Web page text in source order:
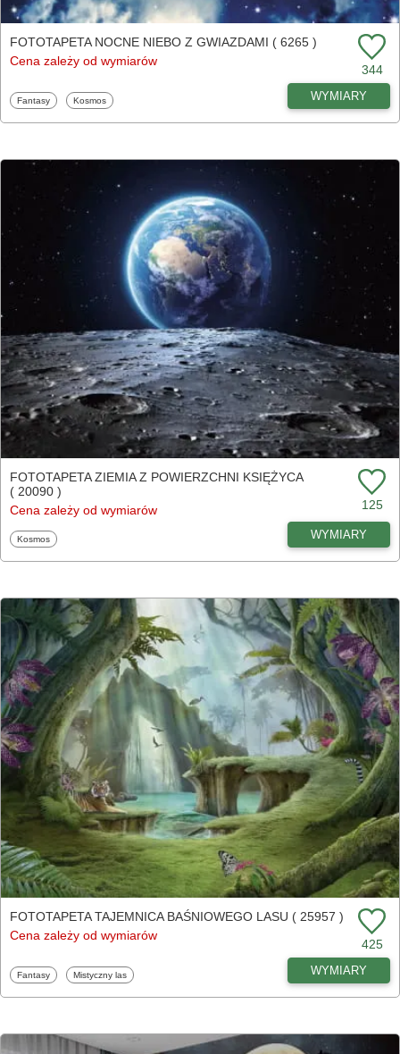
FOTOTAPETA NOCNE NIEBO Z GWIAZDAMI ( 6265 )
Cena zależy od wymiarów
344
Fototapety
Fantasy Fototapety
Kosmos WYMIARY
FOTOTAPETA ZIEMIA Z POWIERZCHNI KSIĘŻYCA
( 20090 )
Cena zależy od wymiarów
125
Fototapety
Kosmos WYMIARY
FOTOTAPETA TAJEMNICA BAŚNIOWEGO LASU ( 25957 )
Cena zależy od wymiarów
425
Fototapety
Fantasy Fototapety
Mistyczny las WYMIARY